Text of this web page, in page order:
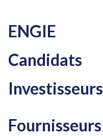
ENGIE
Candidats
Investisseurs
Fournisseurs